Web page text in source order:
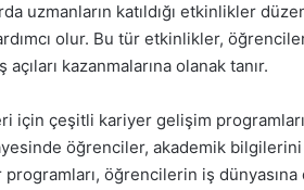
uzmanların katıldığı etkinlikler
olur. Bu tür etkinlikler,
kazanmalarına olanak tanır.
için çeşitli kariyer gelişim
öğrenciler, akademik bilgilerini
öğrencilerin iş dünyasına